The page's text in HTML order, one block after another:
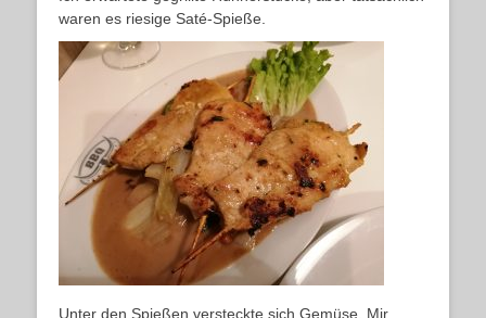
waren es riesige Saté-Spieße.
Unter den Spießen versteckte sich Gemüse. Mir